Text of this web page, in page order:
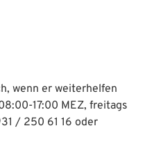
wenn er weiterhelfen
17:00 MEZ, freitags
/ 250 61 16 oder